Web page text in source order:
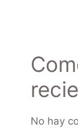
No hay